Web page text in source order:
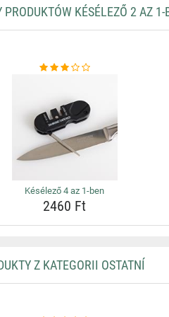
PRODUKTÓW KÉSÉLEZŐ 2 AZ 1-
Késélező 4 az 1-ben
2460 Ft
Z KATEGORII OSTATNÍ